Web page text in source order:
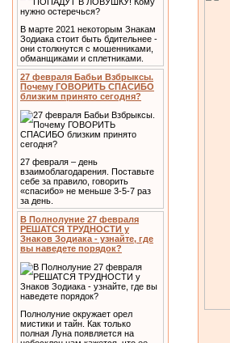
В марте 2021 некоторым Знакам
Зодиака стоит быть бдительнее -
они столкнутся с мошенниками,
обманщиками и сплетниками.
27 февраля Бабьи Взбрыксы.
Почему ГОВОРИТЬ СПАСИБО
близким принято сегодня?
27 февраля – день
взаимоблагодарения. Поставьте
себе за правило, говорить
«спасибо» не меньше 3-5-7 раз
за день.
В Полнолуние 27 февраля
РЕШАТСЯ ТРУДНОСТИ у
Знаков Зодиака - узнайте, где
вы наведете порядок?
Полнолуние окружает орел
мистики и тайн. Как только
полная Луна появляется на